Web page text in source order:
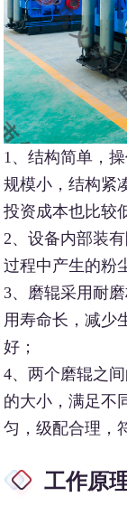
1、结构简单，
规模小，结构紧
投资成本也比较
2、设备内部装
过程中产生的粉
3、磨辊采用耐
用寿命长，减少
好；
4、两个磨辊之
的大小，满足不
匀，级配合理，
工作原